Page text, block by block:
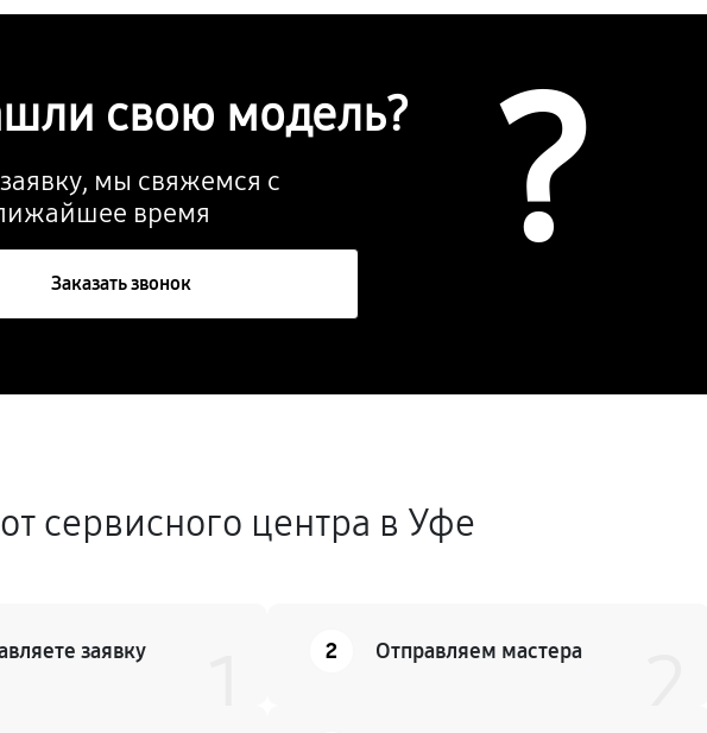
свою модель?
мы свяжемся с
время
Заказать звонок ?
сервисного центра в Уфе
заявку 2 Отправляем мастера